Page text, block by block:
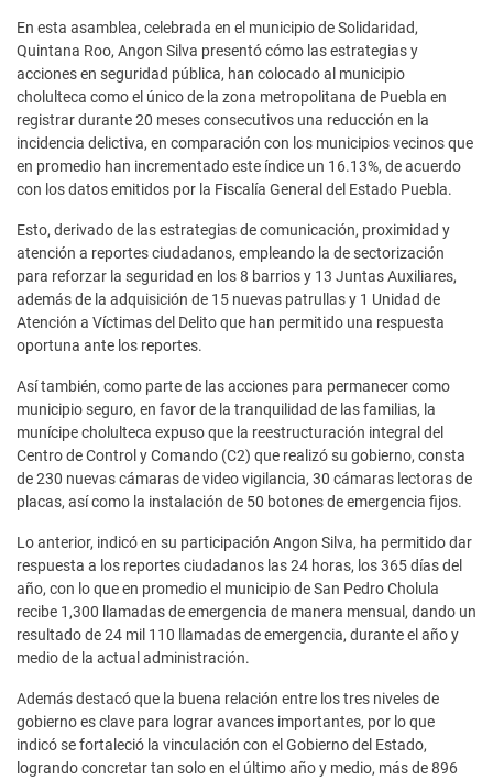
En esta asamblea, celebrada en el municipio de Solidaridad,
Quintana Roo, Angon Silva presentó cómo las estrategias y
acciones en seguridad pública, han colocado al municipio
cholulteca como el único de la zona metropolitana de Puebla en
registrar durante 20 meses consecutivos una reducción en la
incidencia delictiva, en comparación con los municipios vecinos que
en promedio han incrementado este índice un 16.13%, de acuerdo
con los datos emitidos por la Fiscalía General del Estado Puebla.
Esto, derivado de las estrategias de comunicación, proximidad y
atención a reportes ciudadanos, empleando la de sectorización
para reforzar la seguridad en los 8 barrios y 13 Juntas Auxiliares,
además de la adquisición de 15 nuevas patrullas y 1 Unidad de
Atención a Víctimas del Delito que han permitido una respuesta
oportuna ante los reportes.
Así también, como parte de las acciones para permanecer como
municipio seguro, en favor de la tranquilidad de las familias, la
munícipe cholulteca expuso que la reestructuración integral del
Centro de Control y Comando (C2) que realizó su gobierno, consta
de 230 nuevas cámaras de video vigilancia, 30 cámaras lectoras de
placas, así como la instalación de 50 botones de emergencia fijos.
Lo anterior, indicó en su participación Angon Silva, ha permitido dar
respuesta a los reportes ciudadanos las 24 horas, los 365 días del
año, con lo que en promedio el municipio de San Pedro Cholula
recibe 1,300 llamadas de emergencia de manera mensual, dando un
resultado de 24 mil 110 llamadas de emergencia, durante el año y
medio de la actual administración.
Además destacó que la buena relación entre los tres niveles de
gobierno es clave para lograr avances importantes, por lo que
indicó se fortaleció la vinculación con el Gobierno del Estado,
logrando concretar tan solo en el último año y medio, más de 896